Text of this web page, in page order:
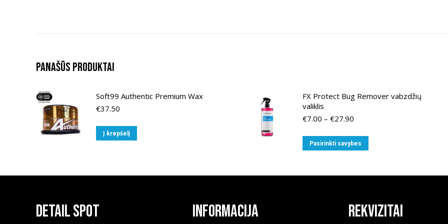
Panašūs produktai
Soft99 Authentic Premium Wax
€37.50
Į krepšelį
FX Protect Bug Remover vabzdžių
valiklis
€7.00 – €27.90Price
€7.00
through
Pasirinkti savybes
The
options
Detail Spot Informacija Rekvizitai